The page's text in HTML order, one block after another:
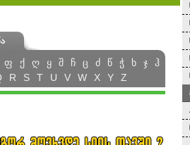
ფ ქ ღ ყ შ ჩ ც ძ წ ჭ ხ ჯ
ჰ
R S T U V W X Y Z